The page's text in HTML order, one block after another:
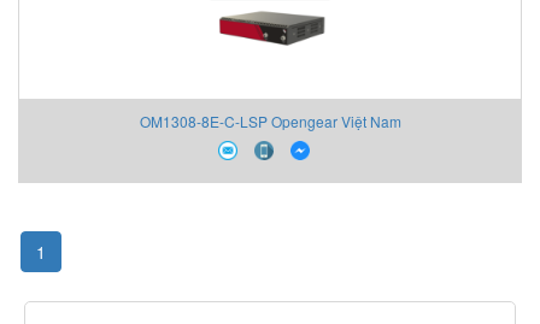
OM1308-8E-C-LSP Opengear Việt Nam
1